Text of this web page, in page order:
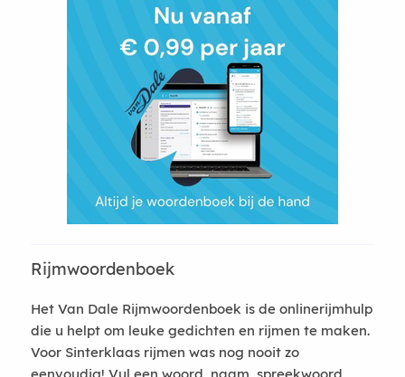
Rijmwoordenboek
Het Van Dale Rijmwoordenboek is de onlinerijmhulp
die u helpt om leuke gedichten en rijmen te maken.
Voor Sinterklaas rijmen was nog nooit zo